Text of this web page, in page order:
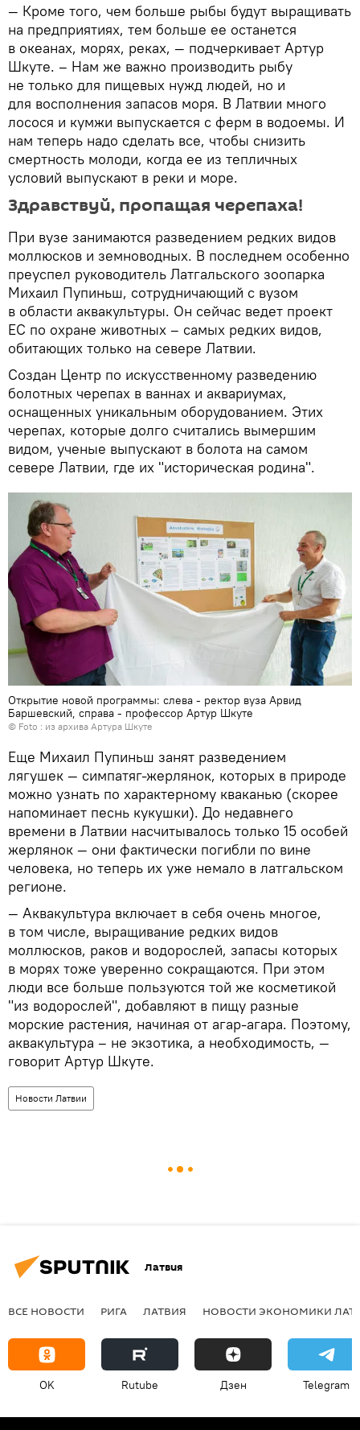
— Кроме того, чем больше рыбы будут выращивать
на предприятиях, тем больше ее останется
в океанах, морях, реках, — подчеркивает Артур
Шкуте. – Нам же важно производить рыбу
не только для пищевых нужд людей, но и
для восполнения запасов моря. В Латвии много
лосося и кумжи выпускается с ферм в водоемы. И
нам теперь надо сделать все, чтобы снизить
смертность молоди, когда ее из тепличных
условий выпускают в реки и море.
Здравствуй, пропащая черепаха!
При вузе занимаются разведением редких видов
моллюсков и земноводных. В последнем особенно
преуспел руководитель Латгальского зоопарка
Михаил Пупиньш, сотрудничающий с вузом
в области аквакультуры. Он сейчас ведет проект
ЕС по охране животных – самых редких видов,
обитающих только на севере Латвии.
Создан Центр по искусственному разведению
болотных черепах в ваннах и аквариумах,
оснащенных уникальным оборудованием. Этих
черепах, которые долго считались вымершим
видом, ученые выпускают в болота на самом
севере Латвии, где их "историческая родина".
Открытие новой программы: слева - ректор вуза Арвид
Баршевский, справа - профессор Артур Шкуте
© Foto : из архива Артура Шкуте
Еще Михаил Пупиньш занят разведением
лягушек — симпатяг-жерлянок, которых в природе
можно узнать по характерному кваканью (скорее
напоминает песнь кукушки). До недавнего
времени в Латвии насчитывалось только 15 особей
жерлянок — они фактически погибли по вине
человека, но теперь их уже немало в латгальском
регионе.
— Аквакультура включает в себя очень многое,
в том числе, выращивание редких видов
моллюсков, раков и водорослей, запасы которых
в морях тоже уверенно сокращаются. При этом
люди все больше пользуются той же косметикой
"из водорослей", добавляют в пищу разные
морские растения, начиная от агар-агара. Поэтому,
аквакультура – не экзотика, а необходимость, —
говорит Артур Шкуте.
Новости Латвии
Латвия
ВСЕ НОВОСТИ РИГА ЛАТВИЯ НОВОСТИ ЭКОНОМИКИ
OK Rutube Дзен Telegram